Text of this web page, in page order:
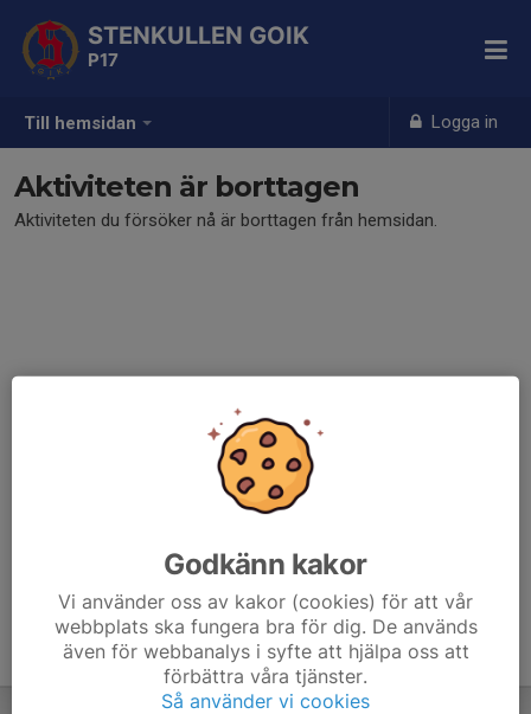
Till hemsidan Logga in
STENKULLEN GOIK
P17
Aktiviteten är borttagen
Aktiviteten du försöker nå är borttagen från hemsidan.
Godkänn kakor
Vi använder oss av kakor (cookies) för att vår
webbplats ska fungera bra för dig. De används
även för webbanalys i syfte att hjälpa oss att
förbättra våra tjänster.
Så använder vi cookies